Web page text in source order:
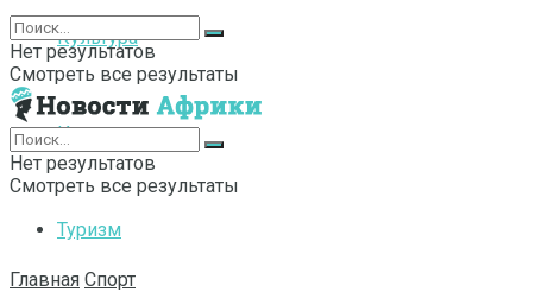
Культура
Интернет
Туризм
Нет результатов
Смотреть все результаты
Нет результатов
Смотреть все результаты
Главная Спорт